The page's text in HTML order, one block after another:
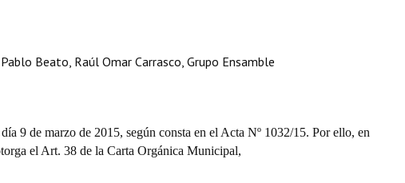
Beato, Raúl Omar Carrasco, Grupo Ensamble
9 de marzo de 2015, según consta en el Acta Nº 1032/15. Por ello, en
el Art. 38 de la Carta Orgánica Municipal,